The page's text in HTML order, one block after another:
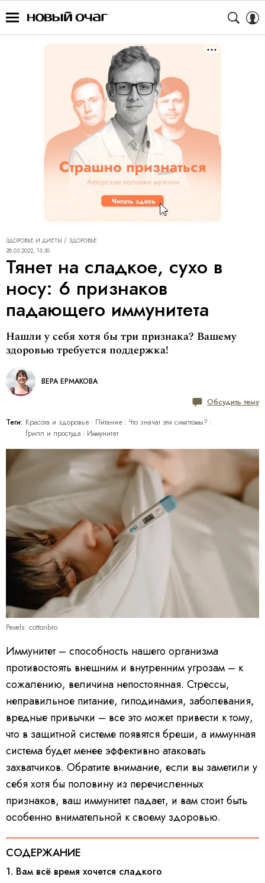
ЗДОРОВЬЕ И ДИЕТЫ
ЗДОРОВЬЕ
28.03.2022, 13:30
Тянет на сладкое, сухо в
носу: 6 признаков
падающего иммунитета
Нашли у себя хотя бы три признака? Вашему
здоровью требуется поддержка!
ВЕРА ЕРМАКОВА
Обсудить тему
Теги: Красота и здоровье Питание
Что значат эти симптомы?
Грипп и простуда
Иммунитет
Pexels: cottonbro
Иммунитет – способность нашего организма
противостоять внешним и внутренним угрозам – к
сожалению, величина непостоянная. Стрессы,
неправильное питание, гиподинамия, заболевания,
вредные привычки – все это может привести к тому,
что в защитной системе появятся бреши, а иммунная
система будет менее эффективно атаковать
захватчиков. Обратите внимание, если вы заметили у
себя хотя бы половину из перечисленных
признаков, ваш иммунитет падает, и вам стоит быть
особенно внимательной к своему здоровью.
СОДЕРЖАНИЕ
1. Вам всё время хочется сладкого